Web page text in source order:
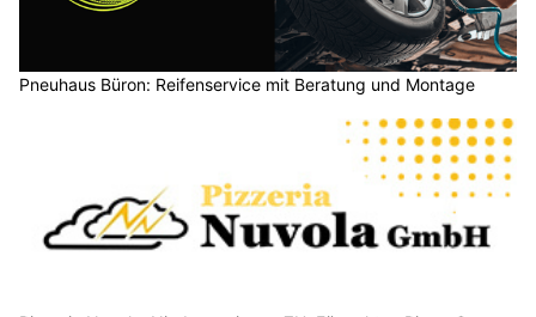
Pneuhaus Büron: Reifenservice mit Beratung und Montage